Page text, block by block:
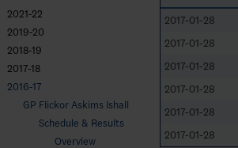
2021-22
2019-20
2018-19
2017-18
2016-17
GP Flickor Askims Ishall
Schedule & Results
Overview
2017-01-28
2017-01-28
2017-01-28
2017-01-28
2017-01-28
2017-01-28